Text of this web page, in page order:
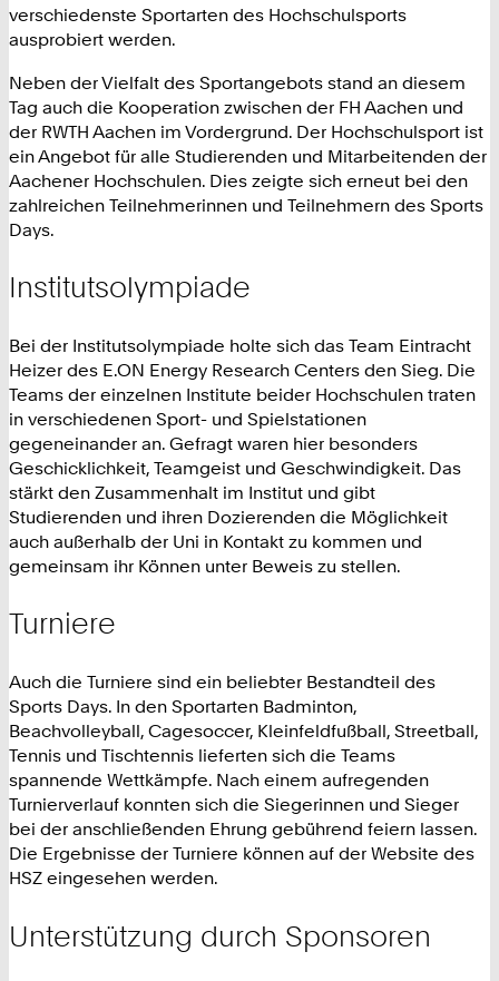
verschiedenste Sportarten des Hochschulsports
ausprobiert werden.
Neben der Vielfalt des Sportangebots stand an diesem
Tag auch die Kooperation zwischen der FH Aachen und
der RWTH Aachen im Vordergrund. Der Hochschulsport ist
ein Angebot für alle Studierenden und Mitarbeitenden der
Aachener Hochschulen. Dies zeigte sich erneut bei den
zahlreichen Teilnehmerinnen und Teilnehmern des Sports
Days.
Institutsolympiade
Bei der Institutsolympiade holte sich das Team Eintracht
Heizer des E.ON Energy Research Centers den Sieg. Die
Teams der einzelnen Institute beider Hochschulen traten
in verschiedenen Sport- und Spielstationen
gegeneinander an. Gefragt waren hier besonders
Geschicklichkeit, Teamgeist und Geschwindigkeit. Das
stärkt den Zusammenhalt im Institut und gibt
Studierenden und ihren Dozierenden die Möglichkeit
auch außerhalb der Uni in Kontakt zu kommen und
gemeinsam ihr Können unter Beweis zu stellen.
Turniere
Auch die Turniere sind ein beliebter Bestandteil des
Sports Days. In den Sportarten Badminton,
Beachvolleyball, Cagesoccer, Kleinfeldfußball, Streetball,
Tennis und Tischtennis lieferten sich die Teams
spannende Wettkämpfe. Nach einem aufregenden
Turnierverlauf konnten sich die Siegerinnen und Sieger
bei der anschließenden Ehrung gebührend feiern lassen.
Die Ergebnisse der Turniere können auf der Website des
HSZ eingesehen werden.
Unterstützung durch Sponsoren